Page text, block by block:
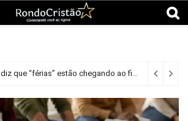
Bianca Toledo diz que “férias” estão chegando ao fim após aprender sobre “discrição” na Bíblia; Assista